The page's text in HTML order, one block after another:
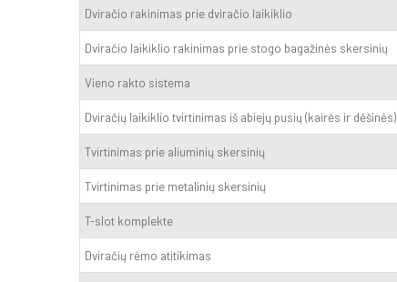
Dviračio rakinimas prie dviračio laikiklio
Dviračio laikiklio rakinimas prie stogo bagažinės skersinių
Vieno rakto sistema
Dviračių laikiklio tvirtinimas iš abiejų pusių (kairės ir dėšinės)
Tvirtinimas prie aliuminių skersinių
Tvirtinimas prie metalinių skersinių
T-slot komplekte
Dviračių rėmo atitikimas